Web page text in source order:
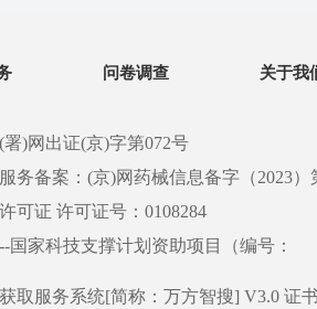
问卷调查 关于我
)网出证(京)字第072号
务备案：(京)网药械信息备字（2023）
可证 许可证号：0108284
国家科技支撑计划资助项目（编号：
取服务系统[简称：万方智搜] V3.0 证